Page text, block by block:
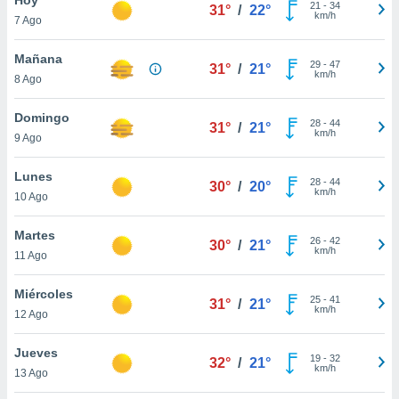
en
más
nuestra
de
cookies
aceptar
7 Ago
31° / 22° 21 - 34
km/h
Mañana
8 Ago
31° / 21° 29- 47
km/h
Domingo
9 Ago
31° / 21° 28- 44
km/h
Lunes
10 Ago
30° / 20° 28- 44
km/h
Martes
11 Ago
30° / 21° 26- 42
km/h
Miércoles
12 Ago
31° / 21° 25- 41
km/h
Jueves
13 Ago
32° / 21° 19- 32
km/h